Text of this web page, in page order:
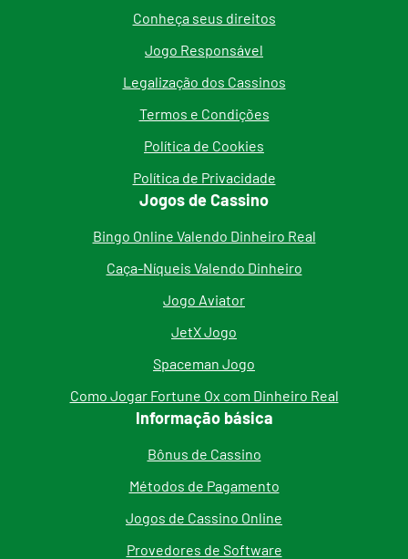
Conheça seus direitos
Jogo Responsável
Legalização dos Cassinos
Termos e Condições
Política de Cookies
Política de Privacidade
Jogos de Cassino
Bingo Online Valendo Dinheiro Real
Caça-Níqueis Valendo Dinheiro
Jogo Aviator
JetX Jogo
Spaceman Jogo
Como Jogar Fortune Ox com Dinheiro Real
Informação básica
Bônus de Cassino
Métodos de Pagamento
Jogos de Cassino Online
Provedores de Software